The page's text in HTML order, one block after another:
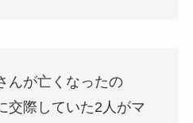
んが亡くなったの
交際していた2人がマ